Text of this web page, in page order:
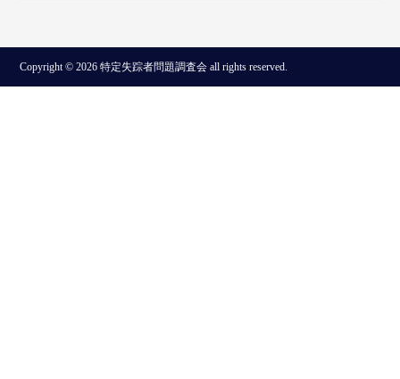
Copyright © 2026 特定失踪者問題調査会 all rights reserved.